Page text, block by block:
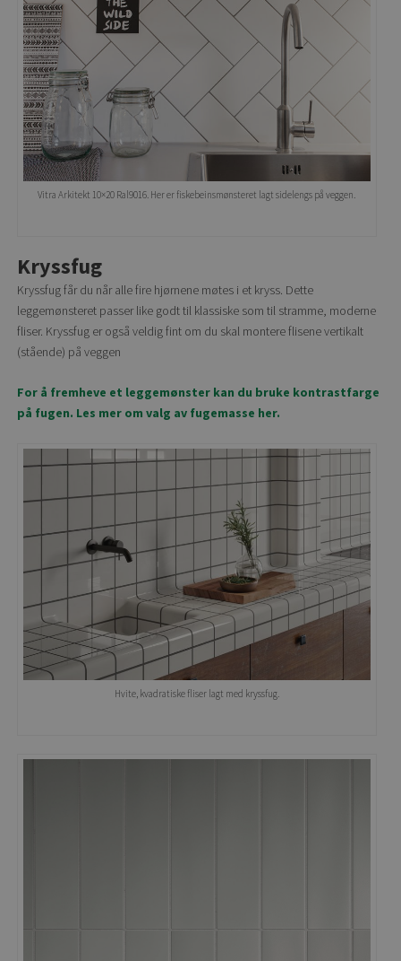
Vitra Arkitekt 10×20 Ral9016. Her er fiskebeinsmønsteret lagt sidelengs på veggen.
Kryssfug
Kryssfug får du når alle fire hjørnene møtes i et kryss. Dette
leggemønsteret passer like godt til klassiske som til stramme, moderne
fliser. Kryssfug er også veldig fint om du skal montere flisene vertikalt
(stående) på veggen
For å fremheve et leggemønster kan du bruke kontrastfarge
på fugen. Les mer om valg av fugemasse her.
Hvite, kvadratiske fliser lagt med kryssfug.